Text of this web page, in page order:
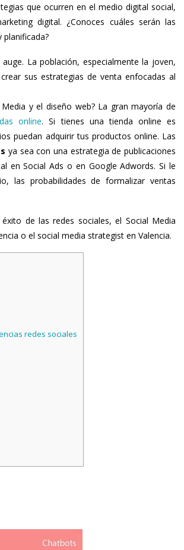
que ocurren en el medio digital social,
digital. ¿Conoces cuáles serán las
planificada?
La población, especialmente la joven,
sus estrategias de venta enfocadas al
y el diseño web? La gran mayoría de
online. Si tienes una tienda online es
puedan adquirir tus productos online. Las
ya sea con una estrategia de publicaciones
en Social Ads o en Google Adwords. Si le
las probabilidades de formalizar ventas
de las redes sociales, el Social Media
o el social media strategist en Valencia.
redes sociales